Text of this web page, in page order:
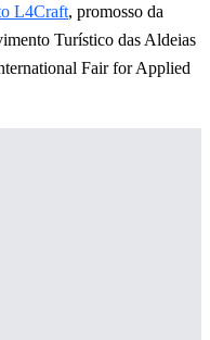
L4Craft, promosso da
Turístico das Aldeias
Fair for Applied